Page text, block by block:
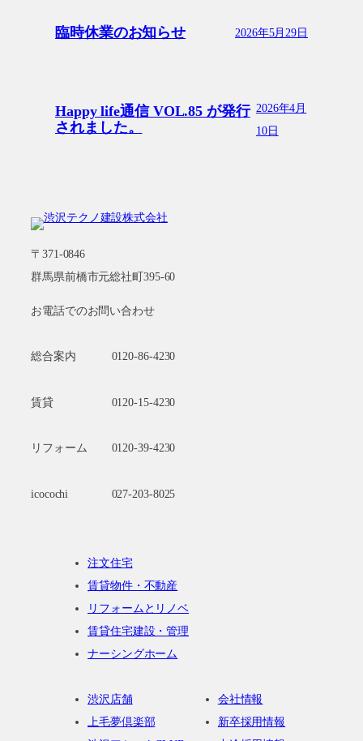
臨時休業のお知らせ 2026年5月29日
Happy life通信 VOL.85 が発行
されました。
2026年4月
10日
〒371-0846
群馬県前橋市元総社町395-60
お電話でのお問い合わせ
総合案内 0120-86-4230
賃貸 0120-15-4230
リフォーム 0120-39-4230
icocochi 027-203-8025
注文住宅
賃貸物件・不動産
リフォームとリノベ
賃貸住宅建設・管理
ナーシングホーム
渋沢店舗
上毛夢倶楽部
会社情報
新卒採用情報